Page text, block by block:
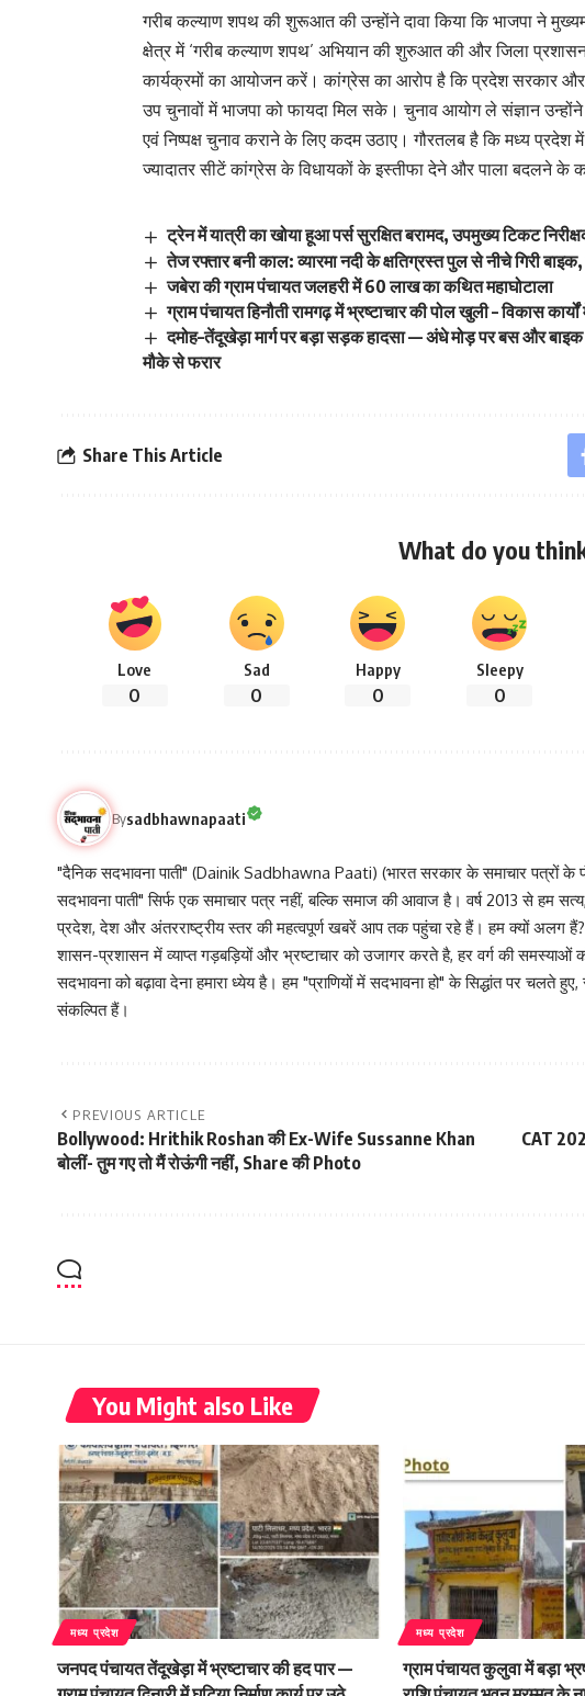
गरीब कल्याण शपथ की शुरूआत की उन्होंने दावा किया कि भाजपा ने
क्षेत्र में ‘गरीब कल्याण शपथ’ अभियान की शुरुआत की और जिला
कार्यक्रमों का आयोजन करें। कांग्रेस का आरोप है कि प्रदेश सरकार और
उप चुनावों में भाजपा को फायदा मिल सके। चुनाव आयोग ले संज्ञान
एवं निष्पक्ष चुनाव कराने के लिए कदम उठाए। गौरतलब है कि मध्य प्रदेश
ज्यादातर सीटें कांग्रेस के विधायकों के इस्तीफा देने और पाला बदलने के
ट्रेन में यात्री का खोया हूआ पर्स सुरक्षित बरामद, उपमुख्य टिकट
तेज रफ्तार बनी काल: व्यारमा नदी के क्षतिग्रस्त पुल से नीचे गिरी
जबेरा की ग्राम पंचायत जलहरी में 60 लाख का कथित महाघोटाला
ग्राम पंचायत हिनौती रामगढ़ में भ्रष्टाचार की पोल खुली – विकास
दमोह–तेंदूखेड़ा मार्ग पर बड़ा सड़क हादसा — अंधे मोड़ पर बस और
मौके से फरार
Share This Article
What do you
Love
0
Sad
0
Happy
0
Sleepy
0
Bysadbhawnapaati
"दैनिक सदभावना पाती" (Dainik Sadbhawna Paati) (भारत सरकार के समाचार
सदभावना पाती" सिर्फ एक समाचार पत्र नहीं, बल्कि समाज की आवाज है। वर्ष 2013 से हम सत्य,
प्रदेश, देश और अंतरराष्ट्रीय स्तर की महत्वपूर्ण खबरें आप तक पहुंचा रहे हैं। हम क्यों अलग हैं?
शासन-प्रशासन में व्याप्त गड़बड़ियों और भ्रष्टाचार को उजागर करते है, हर वर्ग की
सदभावना को बढ़ावा देना हमारा ध्येय है। हम "प्राणियों में सदभावना हो" के सिद्धांत पर
संकल्पित हैं।
PREVIOUS ARTICLE
Bollywood: Hrithik Roshan की Ex-Wife Sussanne Khan
बोलीं- तुम गए तो मैं रोऊंगी नहीं, Share की Photo
CAT
You Might also Like
मध्य प्रदेश
जनपद पंचायत तेंदूखेड़ा में भ्रष्टाचार की हद पार —
मध्य प्रदेश
ग्राम पंचायत कुलुवा में बड़ा